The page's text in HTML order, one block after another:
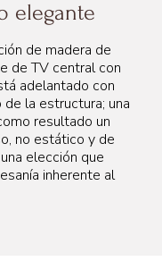
elegante
de madera de
de TV central con
adelantado con
la estructura; una
resultado un
no estático y de
elección que
inherente al